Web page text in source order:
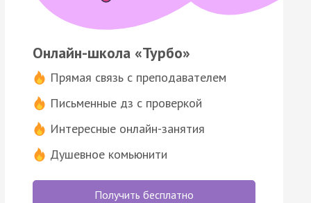
Онлайн-школа «Турбо»
Прямая связь с преподавателем
Письменные дз с проверкой
Интересные онлайн-занятия
Душевное комьюнити
Получить бесплатно